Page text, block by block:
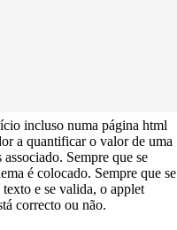
incluso numa página html
a quantificar o valor de uma
Sempre que se
é colocado. Sempre que se
e se valida, o applet
correcto ou não.